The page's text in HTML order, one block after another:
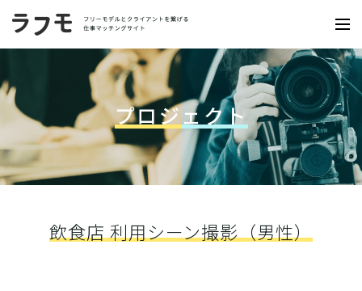
プロジェクト
飲食店 利用シーン撮影（男性）